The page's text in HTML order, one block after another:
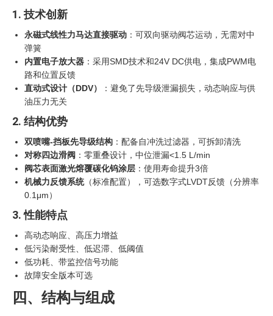
1. 技术创新
永磁式线性力马达直接驱动 ：可双向驱动阀芯运动，无需对中
弹簧
内置电子放大器 ：采用SMD技术和24V DC供电，集成PWM电
路和位置反馈
直动式设计（DDV）
‍：避免了先导级泄漏损失，动态响应与供
油压力无关
2. 结构优势
双喷嘴-挡板先导级结构 ：配备自冲洗过滤器，可拆卸清洗
对称四边滑阀 ：零重叠设计，中位泄漏<1.5 L/min
阀芯表面激光熔覆碳化钨涂层 ：使用寿命提升3倍
机械力反馈系统（标准配置），可选数字式LVDT反馈（分辨率
0.1μm）
3. 性能特点
高动态响应、高压力增益
低污染耐受性、低迟滞、低阈值
低功耗、带监控信号功能
故障安全版本可选
四、结构与组成